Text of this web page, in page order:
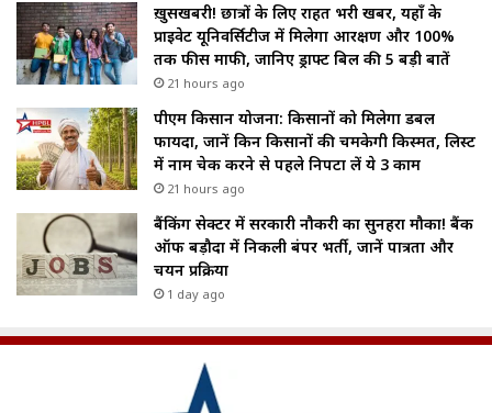
ख़ुसखबरी! छात्रों के लिए राहत भरी खबर, यहाँ के
प्राइवेट यूनिवर्सिटीज में मिलेगा आरक्षण और 100%
तक फीस माफी, जानिए ड्राफ्ट बिल की 5 बड़ी बातें
21 hours ago
पीएम किसान योजना: किसानों को मिलेगा डबल
फायदा, जानें किन किसानों की चमकेगी किस्मत, लिस्ट
में नाम चेक करने से पहले निपटा लें ये 3 काम
21 hours ago
बैंकिंग सेक्टर में सरकारी नौकरी का सुनहरा मौका! बैंक
ऑफ बड़ौदा में निकली बंपर भर्ती, जानें पात्रता और
चयन प्रक्रिया
1 day ago